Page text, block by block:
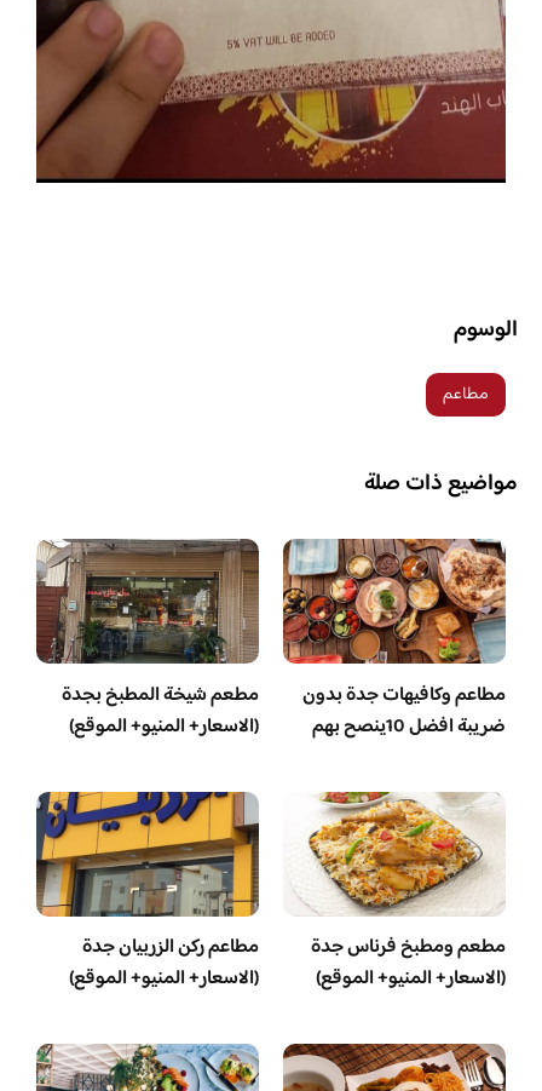
الوسوم
مطاعم
مواضيع ذات صلة
مطاعم وكافيهات جدة بدون
ضريبة افضل 10ينصح بهم
مطعم شيخة المطبخ بجدة
(الاسعار+ المنيو+ الموقع)
مطعم ومطبخ فرناس جدة
(الاسعار+ المنيو+ الموقع)
مطاعم ركن الزربيان جدة
(الاسعار+ المنيو+ الموقع)